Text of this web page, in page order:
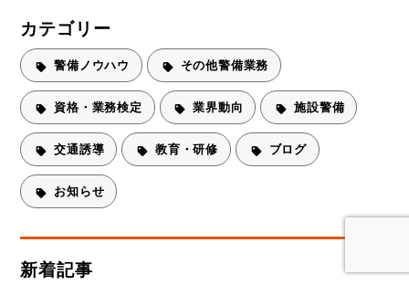
カテゴリー
警備ノウハウ その他警備業務
資格・業務検定 業界動向 施設警備
交通誘導 教育・研修 ブログ
お知らせ
新着記事